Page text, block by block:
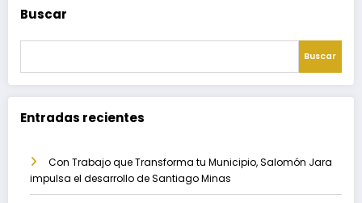
Buscar
Buscar
Entradas recientes
Con Trabajo que Transforma tu Municipio, Salomón Jara
impulsa el desarrollo de Santiago Minas